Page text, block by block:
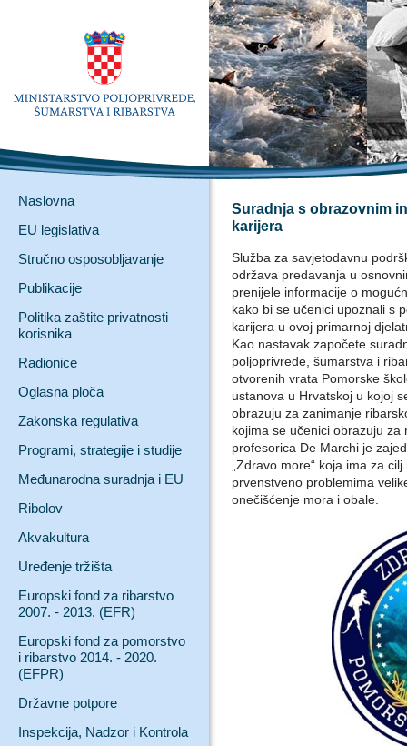
Naslovna
EU legislativa
Stručno osposobljavanje
Publikacije
Politika zaštite privatnosti
korisnika
Radionice
Oglasna ploča
Zakonska regulativa
Programi, strategije i studije
Međunarodna suradnja i EU
Ribolov
Akvakultura
Uređenje tržišta
Europski fond za ribarstvo
2007. - 2013. (EFR)
Europski fond za pomorstvo
i ribarstvo 2014. - 2020.
(EFPR)
Državne potpore
Inspekcija, Nadzor i Kontrola
Suradnja s obrazovnim
karijera
Služba za savjetodavnu
održava predavanja u
prenijele informacije o
kako bi se učenici upoznali s
karijera u ovoj primarnoj
Kao nastavak započete
poljoprivrede, šumarstva i
otvorenih vrata Pomorske
ustanova u Hrvatskoj u kojoj
obrazuju za zanimanje
kojima se učenici obrazuju
profesorica De Marchi je
„Zdravo more“ koja ima za
prvenstveno problemima
onečišćenje mora i obale.